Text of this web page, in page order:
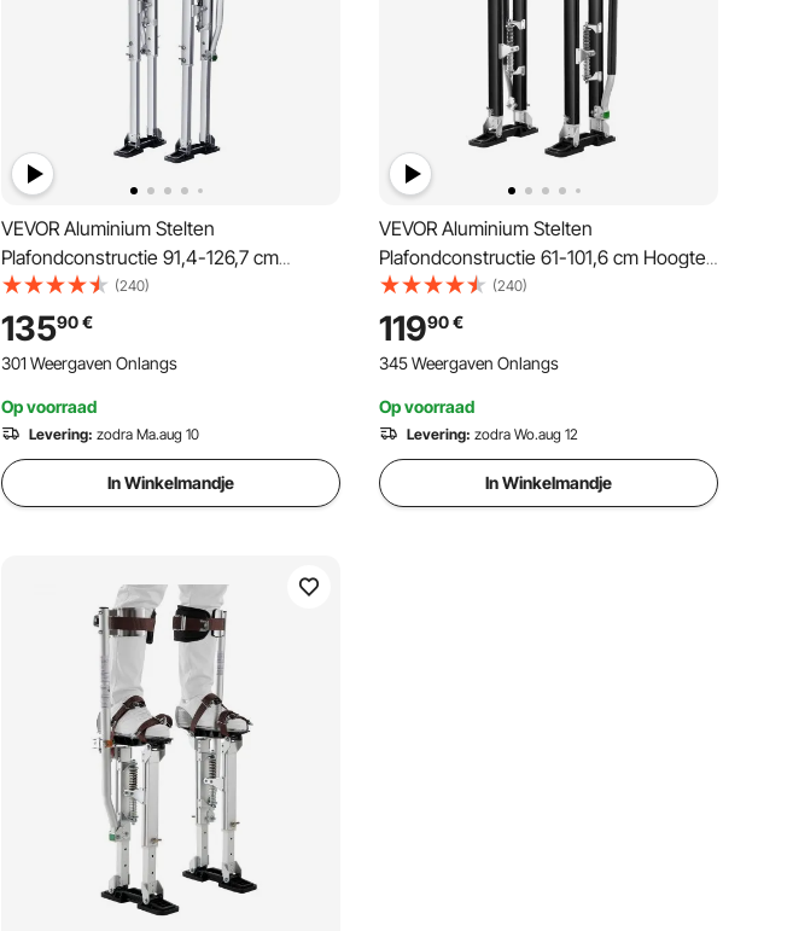
VEVOR Aluminium Stelten
Plafondconstructie 91,4-126,7 cm
Hoogte Verstelbare Werk Stelten
Gipsplaat 103 kg Draagvermogen
Schilder Stelten 27-29 cm Voetmaat
Voor Schilderwerk Huisdecoratie Boom
Snoeien Elektrisch Werk
(240)
13590€
301 Weergaven Onlangs
Op voorraad
Levering: zodra Ma.aug 10
In Winkelmandje
VEVOR Aluminium Stelten
Plafondconstructie 61-101,6 cm Hoogte
Verstelbare Werk Stelten Gipsplaat 103
kg Draagvermogen Schilder Stelten 27-
29 cm Voetmaat Zwart Schilderwerk
Huisdecoratie Snoeien van bomen
Elektrisch werk
(240)
11990€
345 Weergaven Onlangs
Op voorraad
Levering: zodra Wo.aug 12
In Winkelmandje